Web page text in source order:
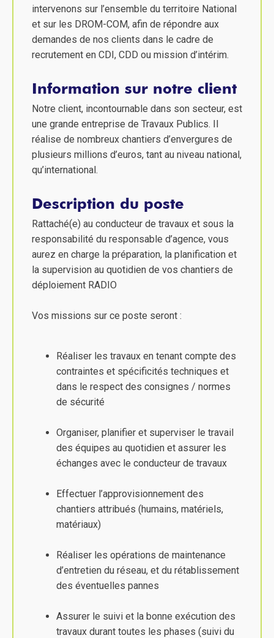
intervenons sur l’ensemble du territoire National
et sur les DROM-COM, afin de répondre aux
demandes de nos clients dans le cadre de
recrutement en CDI, CDD ou mission d’intérim.
Information sur notre client
Notre client, incontournable dans son secteur, est
une grande entreprise de Travaux Publics. Il
réalise de nombreux chantiers d’envergures de
plusieurs millions d’euros, tant au niveau national,
qu’international.
Description du poste
Rattaché(e) au conducteur de travaux et sous la
responsabilité du responsable d’agence, vous
aurez en charge la préparation, la planification et
la supervision au quotidien de vos chantiers de
déploiement RADIO
Vos missions sur ce poste seront :
Réaliser les travaux en tenant compte des
contraintes et spécificités techniques et
dans le respect des consignes / normes
de sécurité
Organiser, planifier et superviser le travail
des équipes au quotidien et assurer les
échanges avec le conducteur de travaux
Effectuer l’approvisionnement des
chantiers attribués (humains, matériels,
matériaux)
Réaliser les opérations de maintenance
d’entretien du réseau, et du rétablissement
des éventuelles pannes
Assurer le suivi et la bonne exécution des
travaux durant toutes les phases (suivi du